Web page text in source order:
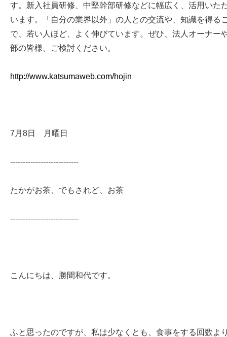
す。新入社員研修、中堅幹部研修などに幅広く、活用いた
います。「自分の業界以外」の人との交流や、知識を得る
で、若い人ほど、よく伸びています。ぜひ、法人オーナー
部の皆様、ご検討ください。
http://www.katsumaweb.com/hojin
7月8日 月曜日
---------------------------
たかがお茶、でもされど、お茶
---------------------------
こんにちは、勝間和代です。
ふと思ったのですが、私は少なくとも、食事をする回数よ